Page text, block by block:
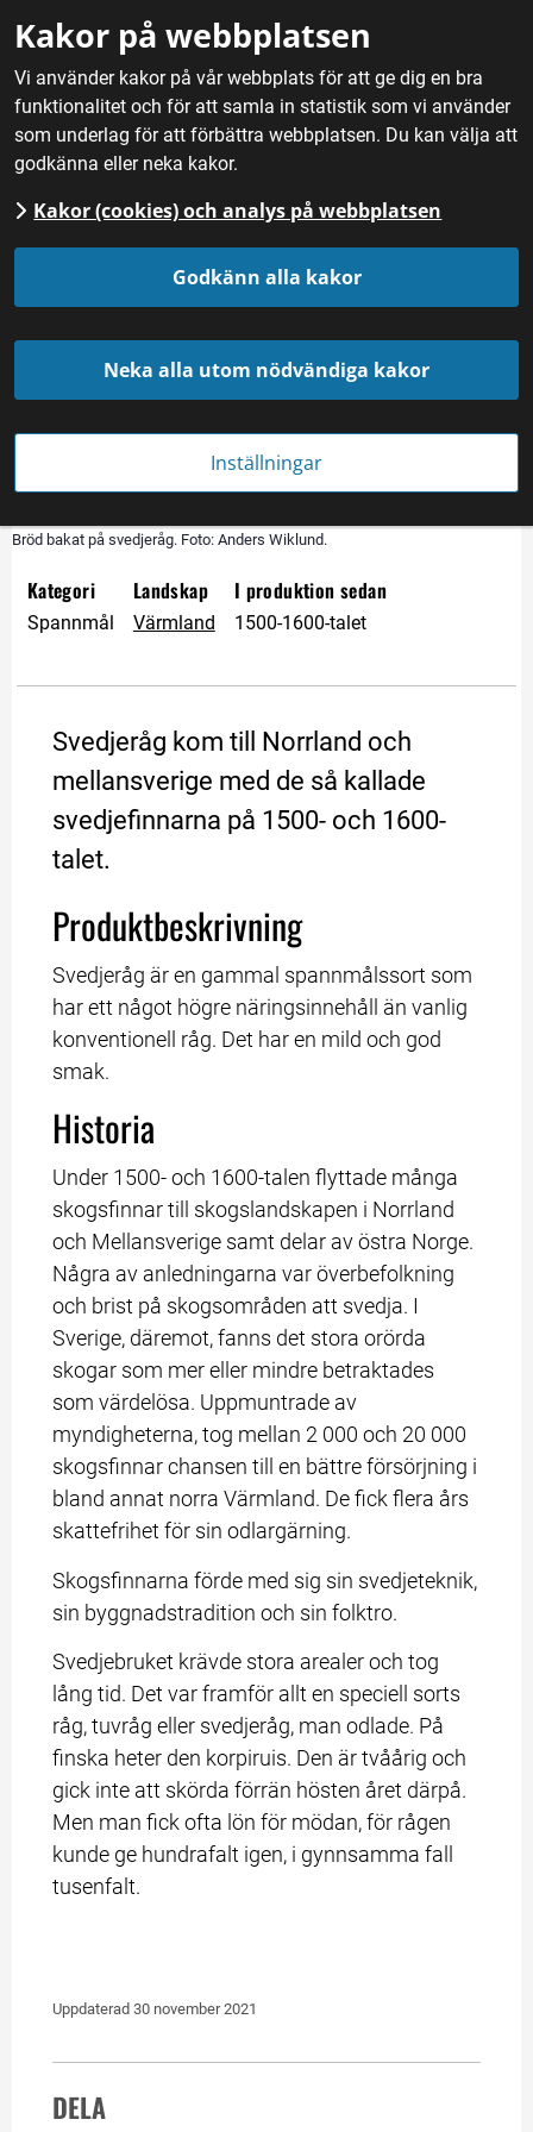
Kakor på webbplatsen
Vi använder kakor på vår webbplats för att ge dig en bra
funktionalitet och för att samla in statistik som vi använder
som underlag för att förbättra webbplatsen. Du kan välja att
godkänna eller neka kakor.
Kakor (cookies) och analys på webbplatsen
Godkänn alla kakor
Neka alla utom nödvändiga kakor
Inställningar
Hem / Mat / Spannmål / Svedjeråg
Svedjeråg
Bröd bakat på svedjeråg. Foto: Anders Wiklund.
Kategori
Spannmål
Landskap
Värmland
I produktion sedan
1500-1600-talet
Svedjeråg kom till Norrland och
mellansverige med de så kallade
svedjefinnarna på 1500- och 1600-
talet.
Produktbeskrivning
Svedjeråg är en gammal spannmålssort som
har ett något högre näringsinnehåll än vanlig
konventionell råg. Det har en mild och god
smak.
Historia
Under 1500- och 1600-talen flyttade många
skogsfinnar till skogslandskapen i Norrland
och Mellansverige samt delar av östra Norge.
Några av anledningarna var överbefolkning
och brist på skogsområden att svedja. I
Sverige, däremot, fanns det stora orörda
skogar som mer eller mindre betraktades
som värdelösa. Uppmuntrade av
myndigheterna, tog mellan 2 000 och 20 000
skogsfinnar chansen till en bättre försörjning i
bland annat norra Värmland. De fick flera års
skattefrihet för sin odlargärning.
Skogsfinnarna förde med sig sin svedjeteknik,
sin byggnadstradition och sin folktro.
Svedjebruket krävde stora arealer och tog
lång tid. Det var framför allt en speciell sorts
råg, tuvråg eller svedjeråg, man odlade. På
finska heter den korpiruis. Den är tvåårig och
gick inte att skörda förrän hösten året därpå.
Men man fick ofta lön för mödan, för rågen
kunde ge hundrafalt igen, i gynnsamma fall
tusenfalt.
Uppdaterad 30 november 2021
DELA